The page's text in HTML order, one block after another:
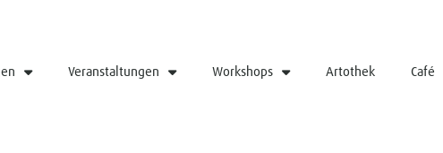
Veranstaltungen Workshops Artothek Café